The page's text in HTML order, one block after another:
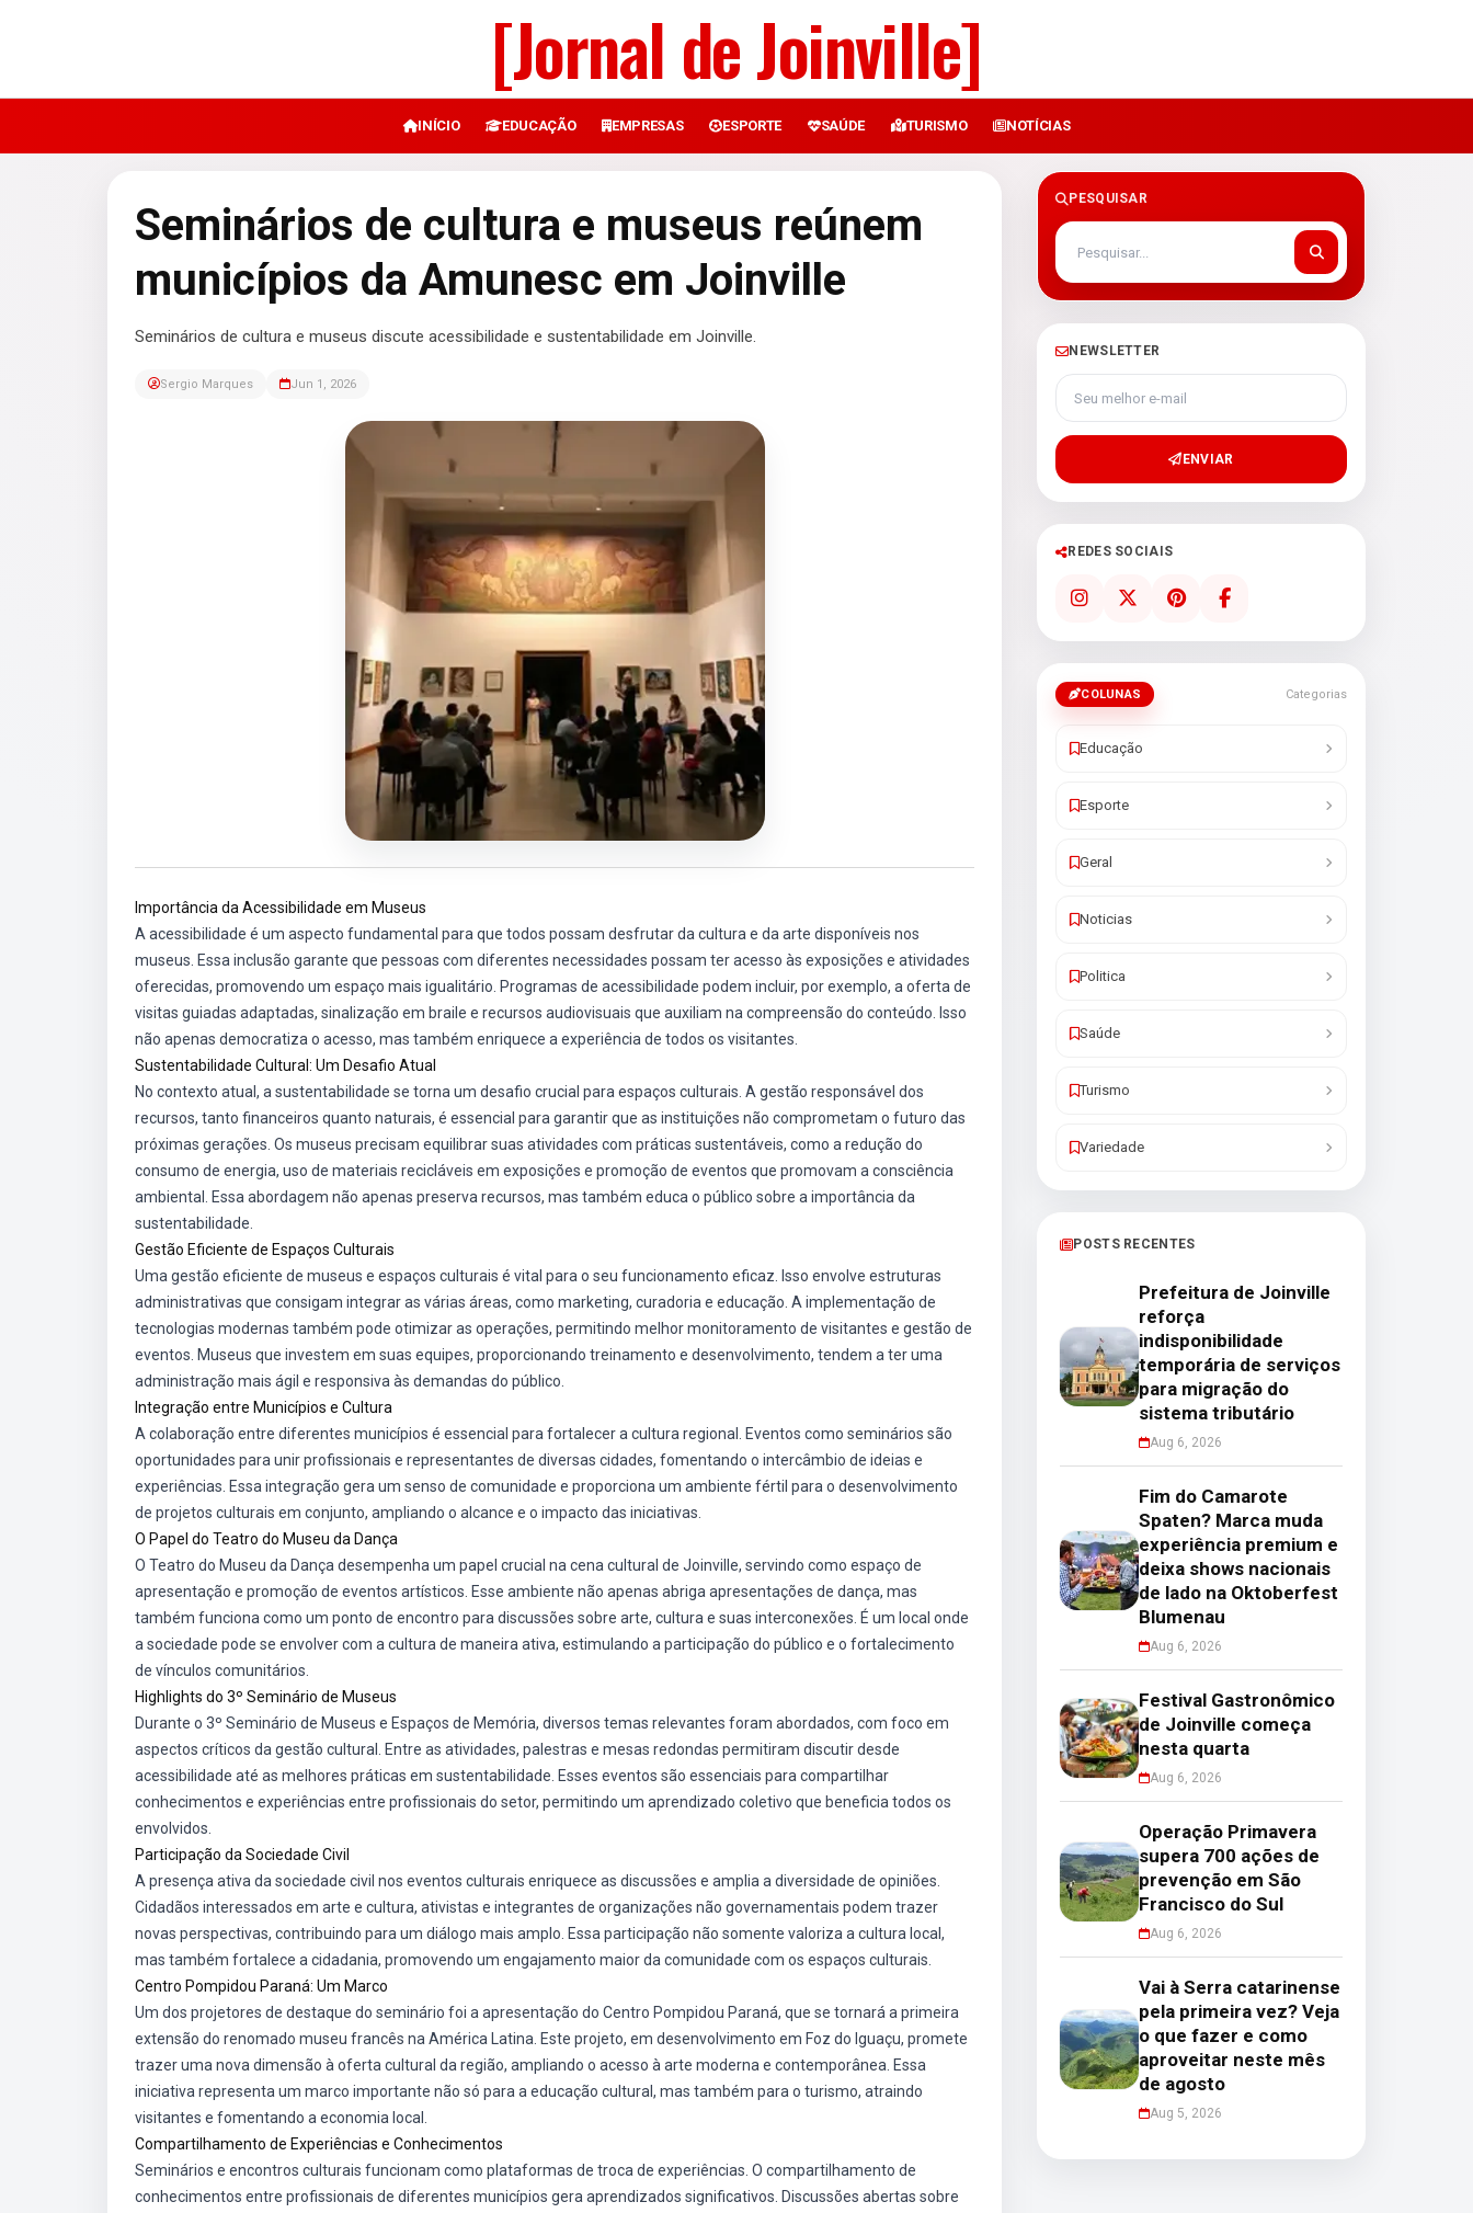
[Jornal de Joinville]
INÍCIO EDUCAÇÃO EMPRESAS ESPORTE SAÚDE TURISMO NOTÍCIAS
Seminários de cultura e museus reúnem
municípios da Amunesc em Joinville
Seminários de cultura e museus discute acessibilidade e sustentabilidade em Joinville.
Sergio Marques Jun 1, 2026
Importância da Acessibilidade em Museus
A acessibilidade é um aspecto fundamental para que todos possam desfrutar da cultura e da arte disponíveis nos
museus. Essa inclusão garante que pessoas com diferentes necessidades possam ter acesso às exposições e atividades
oferecidas, promovendo um espaço mais igualitário. Programas de acessibilidade podem incluir, por exemplo, a oferta de
visitas guiadas adaptadas, sinalização em braile e recursos audiovisuais que auxiliam na compreensão do conteúdo. Isso
não apenas democratiza o acesso, mas também enriquece a experiência de todos os visitantes.
Sustentabilidade Cultural: Um Desafio Atual
No contexto atual, a sustentabilidade se torna um desafio crucial para espaços culturais. A gestão responsável dos
recursos, tanto financeiros quanto naturais, é essencial para garantir que as instituições não comprometam o futuro das
próximas gerações. Os museus precisam equilibrar suas atividades com práticas sustentáveis, como a redução do
consumo de energia, uso de materiais recicláveis em exposições e promoção de eventos que promovam a consciência
ambiental. Essa abordagem não apenas preserva recursos, mas também educa o público sobre a importância da
sustentabilidade.
Gestão Eficiente de Espaços Culturais
Uma gestão eficiente de museus e espaços culturais é vital para o seu funcionamento eficaz. Isso envolve estruturas
administrativas que consigam integrar as várias áreas, como marketing, curadoria e educação. A implementação de
tecnologias modernas também pode otimizar as operações, permitindo melhor monitoramento de visitantes e gestão de
eventos. Museus que investem em suas equipes, proporcionando treinamento e desenvolvimento, tendem a ter uma
administração mais ágil e responsiva às demandas do público.
Integração entre Municípios e Cultura
A colaboração entre diferentes municípios é essencial para fortalecer a cultura regional. Eventos como seminários são
oportunidades para unir profissionais e representantes de diversas cidades, fomentando o intercâmbio de ideias e
experiências. Essa integração gera um senso de comunidade e proporciona um ambiente fértil para o desenvolvimento
de projetos culturais em conjunto, ampliando o alcance e o impacto das iniciativas.
O Papel do Teatro do Museu da Dança
O Teatro do Museu da Dança desempenha um papel crucial na cena cultural de Joinville, servindo como espaço de
apresentação e promoção de eventos artísticos. Esse ambiente não apenas abriga apresentações de dança, mas
também funciona como um ponto de encontro para discussões sobre arte, cultura e suas interconexões. É um local onde
a sociedade pode se envolver com a cultura de maneira ativa, estimulando a participação do público e o fortalecimento
de vínculos comunitários.
Highlights do 3º Seminário de Museus
Durante o 3º Seminário de Museus e Espaços de Memória, diversos temas relevantes foram abordados, com foco em
aspectos críticos da gestão cultural. Entre as atividades, palestras e mesas redondas permitiram discutir desde
acessibilidade até as melhores práticas em sustentabilidade. Esses eventos são essenciais para compartilhar
conhecimentos e experiências entre profissionais do setor, permitindo um aprendizado coletivo que beneficia todos os
envolvidos.
Participação da Sociedade Civil
A presença ativa da sociedade civil nos eventos culturais enriquece as discussões e amplia a diversidade de opiniões.
Cidadãos interessados em arte e cultura, ativistas e integrantes de organizações não governamentais podem trazer
novas perspectivas, contribuindo para um diálogo mais amplo. Essa participação não somente valoriza a cultura local,
mas também fortalece a cidadania, promovendo um engajamento maior da comunidade com os espaços culturais.
Centro Pompidou Paraná: Um Marco
Um dos projetores de destaque do seminário foi a apresentação do Centro Pompidou Paraná, que se tornará a primeira
extensão do renomado museu francês na América Latina. Este projeto, em desenvolvimento em Foz do Iguaçu, promete
trazer uma nova dimensão à oferta cultural da região, ampliando o acesso à arte moderna e contemporânea. Essa
iniciativa representa um marco importante não só para a educação cultural, mas também para o turismo, atraindo
visitantes e fomentando a economia local.
Compartilhamento de Experiências e Conhecimentos
Seminários e encontros culturais funcionam como plataformas de troca de experiências. O compartilhamento de
conhecimentos entre profissionais de diferentes municípios gera aprendizados significativos. Discussões abertas sobre
PESQUISAR
NEWSLETTER
Seu melhor e-mail
ENVIAR
REDES SOCIAIS
COLUNAS Categorias
Educação
Esporte
Geral
Noticias
Politica
Saúde
Turismo
Variedade
POSTS RECENTES
Prefeitura de Joinville
reforça
indisponibilidade
temporária de serviços
para migração do
sistema tributário
Aug 6, 2026
Fim do Camarote
Spaten? Marca muda
experiência premium e
deixa shows nacionais
de lado na Oktoberfest
Blumenau
Aug 6, 2026
Festival Gastronômico
de Joinville começa
nesta quarta
Aug 6, 2026
Operação Primavera
supera 700 ações de
prevenção em São
Francisco do Sul
Aug 6, 2026
Vai à Serra catarinense
pela primeira vez? Veja
o que fazer e como
aproveitar neste mês
de agosto
Aug 5, 2026